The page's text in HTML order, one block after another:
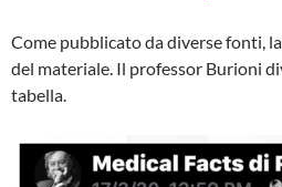
Come pubblicato da diverse fonti,
del materiale. Il professor Burioni
tabella.